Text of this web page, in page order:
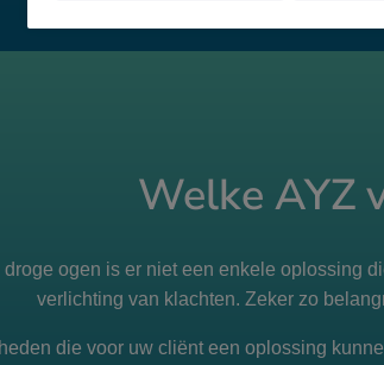
Welke AYZ
ogen is er niet een enkele oplossing
verlichting van klachten. Zeker zo
die voor uw cliënt een oplossing